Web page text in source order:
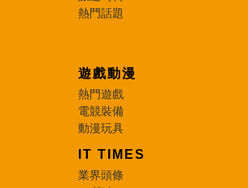
熱門話題
遊戲動漫
熱門遊戲
電競裝備
動漫玩具
IT TIMES
業界頭條